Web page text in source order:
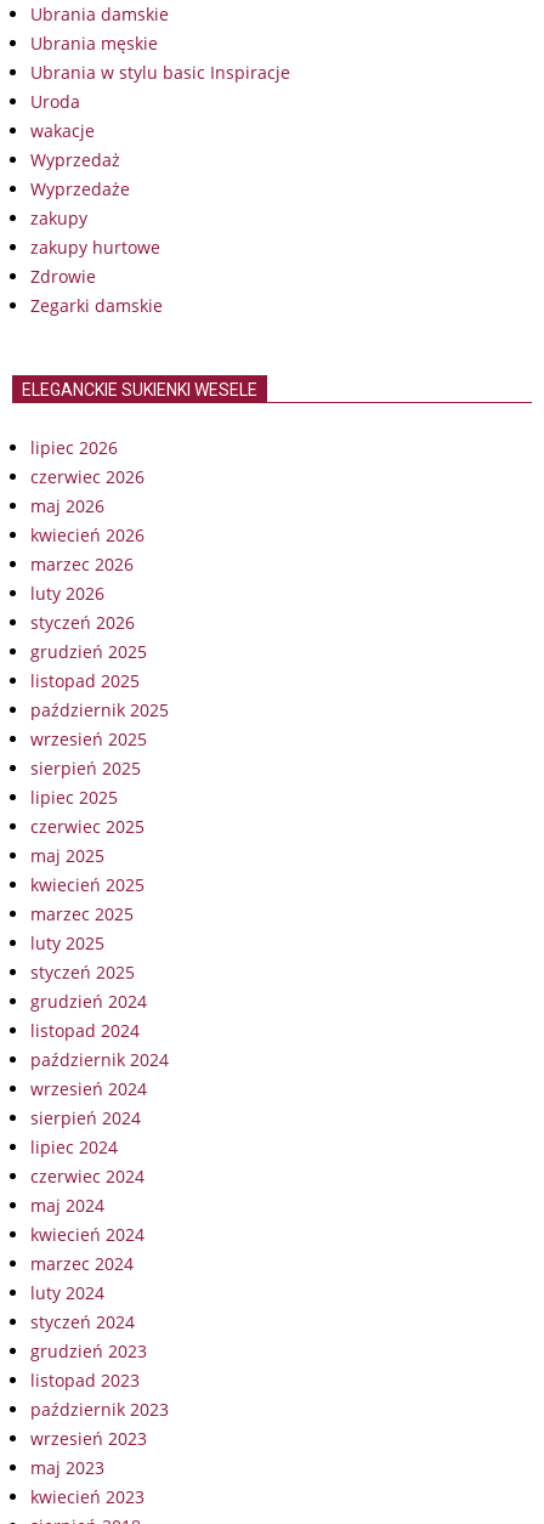
Ubrania damskie
Ubrania męskie
Ubrania w stylu basic Inspiracje
Uroda
wakacje
Wyprzedaż
Wyprzedaże
zakupy
zakupy hurtowe
Zdrowie
Zegarki damskie
ELEGANCKIE SUKIENKI WESELE
lipiec 2026
czerwiec 2026
maj 2026
kwiecień 2026
marzec 2026
luty 2026
styczeń 2026
grudzień 2025
listopad 2025
październik 2025
wrzesień 2025
sierpień 2025
lipiec 2025
czerwiec 2025
maj 2025
kwiecień 2025
marzec 2025
luty 2025
styczeń 2025
grudzień 2024
listopad 2024
październik 2024
wrzesień 2024
sierpień 2024
lipiec 2024
czerwiec 2024
maj 2024
kwiecień 2024
marzec 2024
luty 2024
styczeń 2024
grudzień 2023
listopad 2023
październik 2023
wrzesień 2023
maj 2023
kwiecień 2023